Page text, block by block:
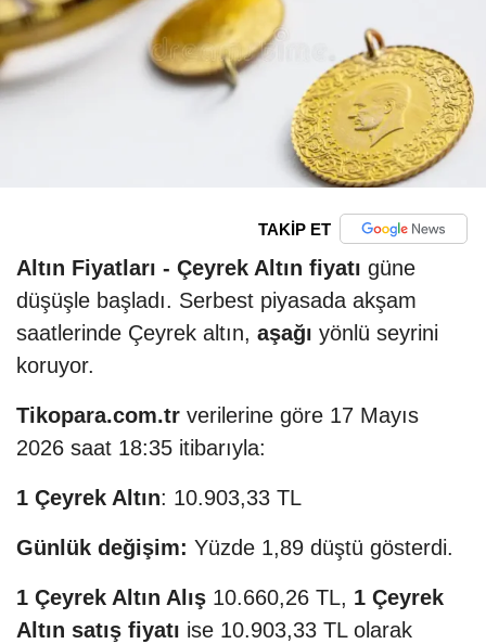
TAKİP ET
Altın Fiyatları - Çeyrek Altın fiyatı güne
düşüşle başladı. Serbest piyasada akşam
saatlerinde Çeyrek altın, aşağı yönlü seyrini
koruyor.
Tikopara.com.tr verilerine göre 17 Mayıs
2026 saat 18:35 itibarıyla:
1 Çeyrek Altın: 10.903,33 TL
Günlük değişim: Yüzde 1,89 düştü gösterdi.
1 Çeyrek Altın Alış 10.660,26 TL, 1 Çeyrek
Altın satış fiyatı ise 10.903,33 TL olarak